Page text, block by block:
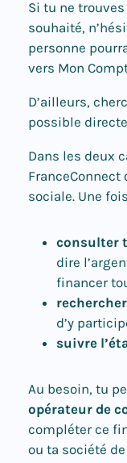
Si tu ne
souhaité,
personne
vers Mon
D’ailleurs,
possible
Dans les deux
sociale. Une
consulter
dire
financer
d’y
suivre
Au besoin, tu
opérateur de
compléter ce
ou ta société